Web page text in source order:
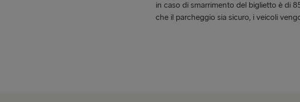
in caso di smarrimento del biglietto è di
che il parcheggio sia sicuro, i veicoli